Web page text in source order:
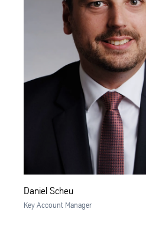
Daniel Scheu
Key Account Manager